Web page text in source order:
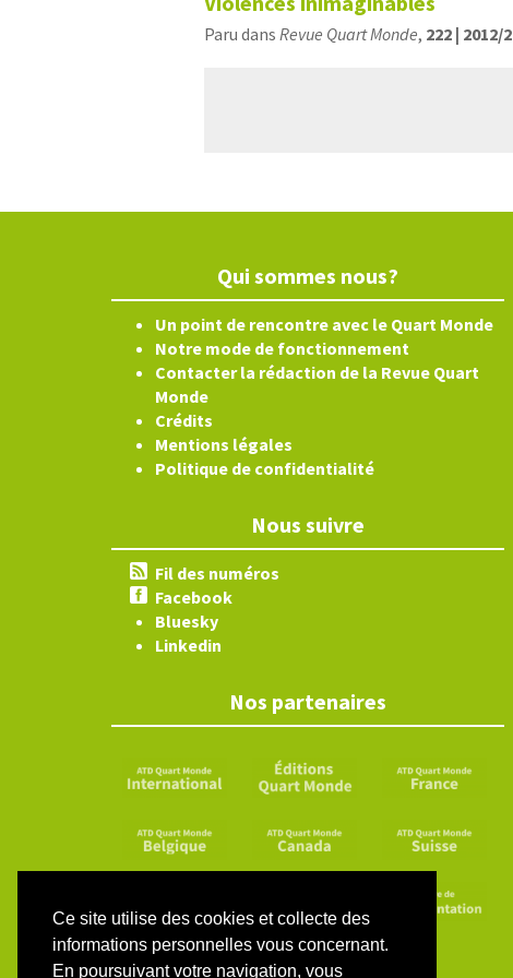
Ce site utilise des cookies et collecte des
informations personnelles vous concernant.
En poursuivant votre navigation, vous
Paru dans Revue Quart Monde, 222 | 2012/2
Qui sommes nous?
Un point de rencontre avec le Quart Monde
Notre mode de fonctionnement
Contacter la rédaction de la Revue Quart
Monde
Crédits
Mentions légales
Politique de confidentialité
Nous suivre
Fil des numéros
Facebook
Bluesky
Linkedin
Nos partenaires